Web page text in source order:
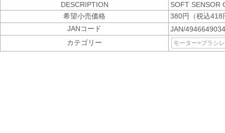
DESCRIPTION
SOFT SENSOR
希望小売価格
380円（税込418
JANコード
JAN/
カテゴリー
モーター>ブラシ